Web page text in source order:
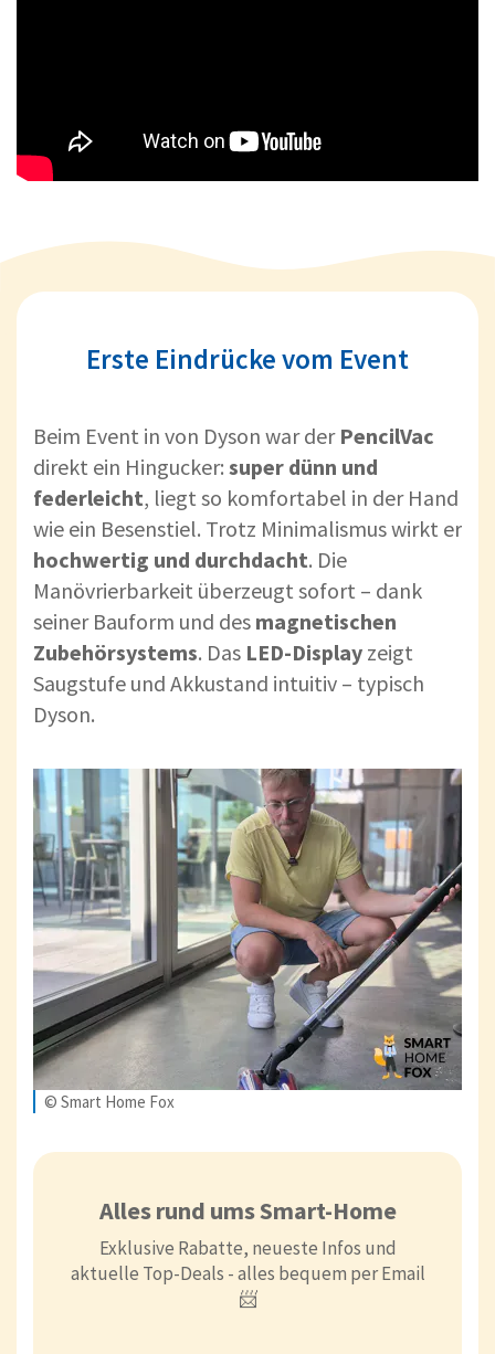
Erste Eindrücke vom Event
Beim Event in von Dyson war der PencilVac
direkt ein Hingucker: super dünn und
federleicht, liegt so komfortabel in der Hand
wie ein Besenstiel. Trotz Minimalismus wirkt er
hochwertig und durchdacht. Die
Manövrierbarkeit überzeugt sofort – dank
seiner Bauform und des magnetischen
Zubehörsystems. Das LED-Display zeigt
Saugstufe und Akkustand intuitiv – typisch
Dyson.
© Smart Home Fox
Alles rund ums Smart-Home
Exklusive Rabatte, neueste Infos und
aktuelle Top-Deals - alles bequem per Email
📨